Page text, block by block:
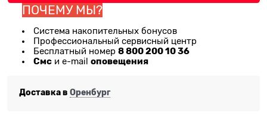
ПОЧЕМУ МЫ?
Система накопительных бонусов
Профессиональный сервисный центр
Бесплатный номер 8 800 200 10 36
Смс и e-mail оповещения
Доставка в Оренбург